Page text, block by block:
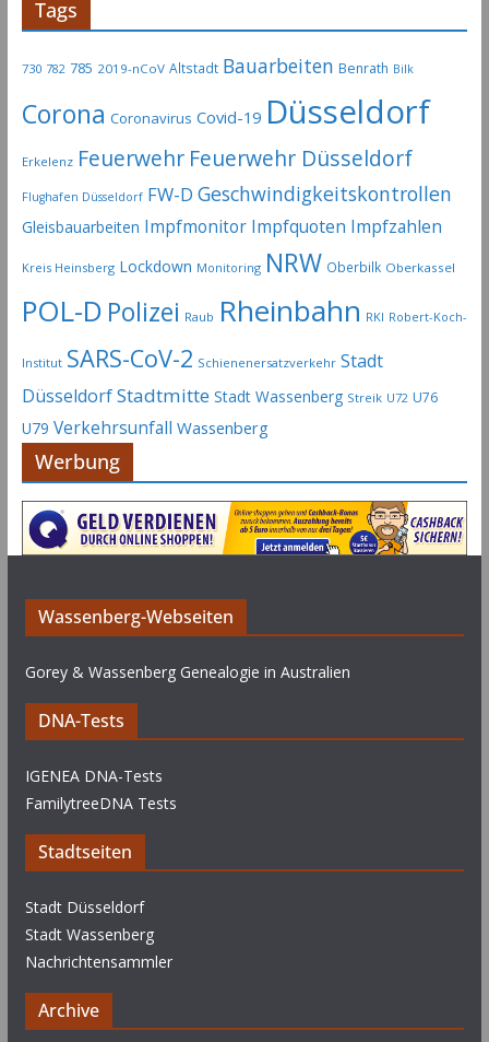
l
-
r
h
i
v
Tags
730 782 785 2019-nCoV Altstadt Bauarbeiten Benrath Bilk
Corona Coronavirus Covid-19 Düsseldorf
Erkelenz Feuerwehr Feuerwehr Düsseldorf
Flughafen Düsseldorf FW-D Geschwindigkeitskontrollen
Gleisbauarbeiten Impfmonitor Impfquoten Impfzahlen
Kreis Heinsberg Lockdown Monitoring NRW Oberbilk Oberkassel
POL-D Polizei Raub Rheinbahn RKI Robert-Koch-
Institut SARS-CoV-2 Schienenersatzverkehr Stadt
DüsseldorfStadtmitte Stadt Wassenberg Streik U72 U76
U79 Verkehrsunfall Wassenberg
Werbung
Wassenberg-Webseiten
Gorey & Wassenberg Genealogie in Australien
DNA-Tests
IGENEA DNA-Tests
FamilytreeDNA Tests
Stadtseiten
Stadt Düsseldorf
Stadt Wassenberg
Nachrichtensammler
Archive